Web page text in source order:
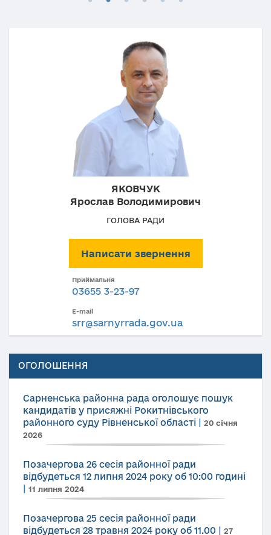
ЯКОВЧУК
Ярослав Володимирович
ГОЛОВА РАДИ
Написати звернення
Приймальня
03655 3-23-97
E-mail
srr@sarnyrrada.gov.ua
ОГОЛОШЕННЯ
Сарненська районна рада оголошує пошук
кандидатів у присяжні Рокитнівського
районного суду Рівненської області
20 січня
2026
Позачергова 26 сесія районної ради
відбудеться 12 липня 2024 року об 10:00 годині
11 липня 2024
Позачергова 25 сесія районної ради
відбудеться 28 травня 2024 року об 11.00
27